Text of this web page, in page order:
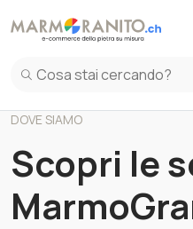
DOVE SIAMO
Scopri le
Copertine
Copertine in Marmo
Copertine in
Top mobile cucina
Top mobile cucina
Top mobile cucina
Top mobile